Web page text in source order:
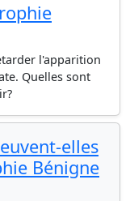
l'apparition
Quelles sont
elles
Bénigne